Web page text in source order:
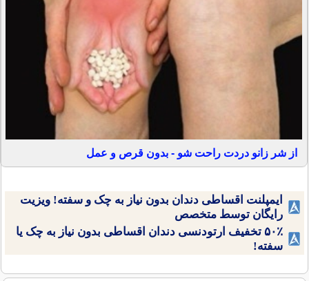
از شر زانو دردت راحت شو - بدون قرص و عمل
ایمپلنت اقساطی دندان بدون نیاز به چک و سفته! ویزیت
رایگان توسط متخصص
۵۰٪ تخفیف ارتودنسی دندان اقساطی بدون نیاز به چک یا
سفته!